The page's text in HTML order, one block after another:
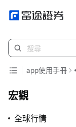
app使用手冊
宏觀
全球行情